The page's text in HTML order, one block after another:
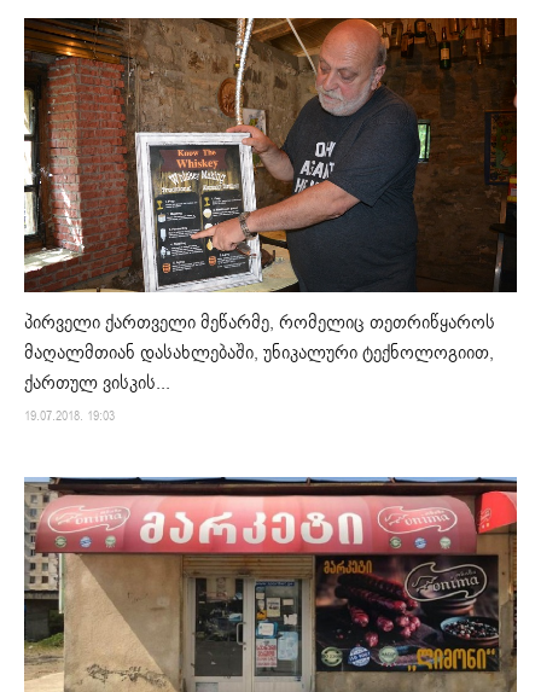
პირველი ქართველი მეწარმე, რომელიც თეთრიწყაროს
მაღალმთიან დასახლებაში, უნიკალური ტექნოლოგიით,
ქართულ ვისკის...
19.07.2018. 19:03